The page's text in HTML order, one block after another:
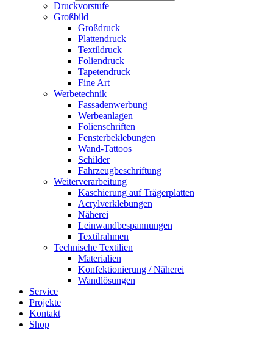
Druckvorstufe
Großbild
Großdruck
Plattendruck
Textildruck
Foliendruck
Tapetendruck
Fine Art
Werbetechnik
Fassadenwerbung
Werbeanlagen
Folienschriften
Fensterbeklebungen
Wand-Tattoos
Schilder
Fahrzeugbeschriftung
Weiterverarbeitung
Kaschierung auf Trägerplatten
Acrylverklebungen
Näherei
Leinwandbespannungen
Textilrahmen
Technische Textilien
Materialien
Konfektionierung / Näherei
Wandlösungen
Service
Projekte
Kontakt
Shop